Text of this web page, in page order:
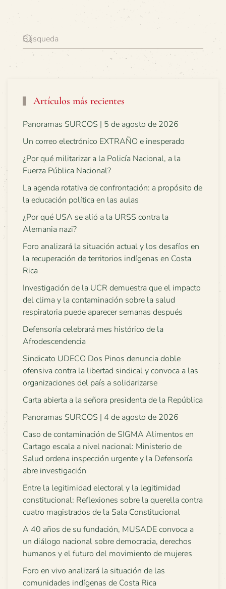
Artículos más recientes
Panoramas SURCOS | 5 de agosto de 2026
Un correo electrónico EXTRAÑO e inesperado
¿Por qué militarizar a la Policía Nacional, a la
Fuerza Pública Nacional?
La agenda rotativa de confrontación: a propósito de
la educación política en las aulas
¿Por qué USA se alió a la URSS contra la
Alemania nazi?
Foro analizará la situación actual y los desafíos en
la recuperación de territorios indígenas en Costa
Rica
Investigación de la UCR demuestra que el impacto
del clima y la contaminación sobre la salud
respiratoria puede aparecer semanas después
Defensoría celebrará mes histórico de la
Afrodescendencia
Sindicato UDECO Dos Pinos denuncia doble
ofensiva contra la libertad sindical y convoca a las
organizaciones del país a solidarizarse
Carta abierta a la señora presidenta de la República
Panoramas SURCOS | 4 de agosto de 2026
Caso de contaminación de SIGMA Alimentos en
Cartago escala a nivel nacional: Ministerio de
Salud ordena inspección urgente y la Defensoría
abre investigación
Entre la legitimidad electoral y la legitimidad
constitucional: Reflexiones sobre la querella contra
cuatro magistrados de la Sala Constitucional
A 40 años de su fundación, MUSADE convoca a
un diálogo nacional sobre democracia, derechos
humanos y el futuro del movimiento de mujeres
Foro en vivo analizará la situación de las
comunidades indígenas de Costa Rica